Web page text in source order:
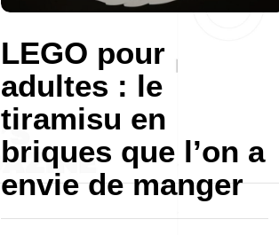
LEGO pour
adultes : le
tiramisu en
briques que l’on a
envie de manger